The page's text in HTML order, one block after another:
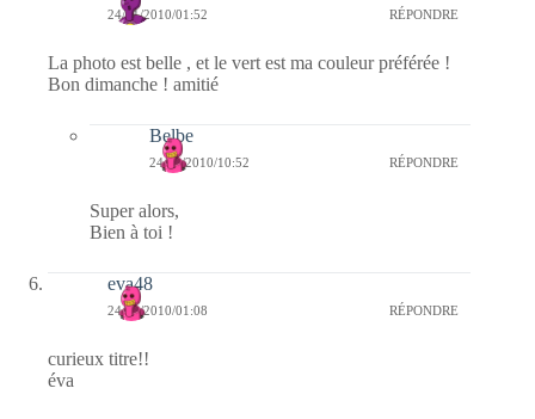
24/01/2010/01:52 RÉPONDRE
La photo est belle , et le vert est ma couleur préférée !
Bon dimanche ! amitié
Belbe
24/01/2010/10:52 RÉPONDRE
Super alors,
Bien à toi !
eva48
24/01/2010/01:08 RÉPONDRE
curieux titre!!
éva